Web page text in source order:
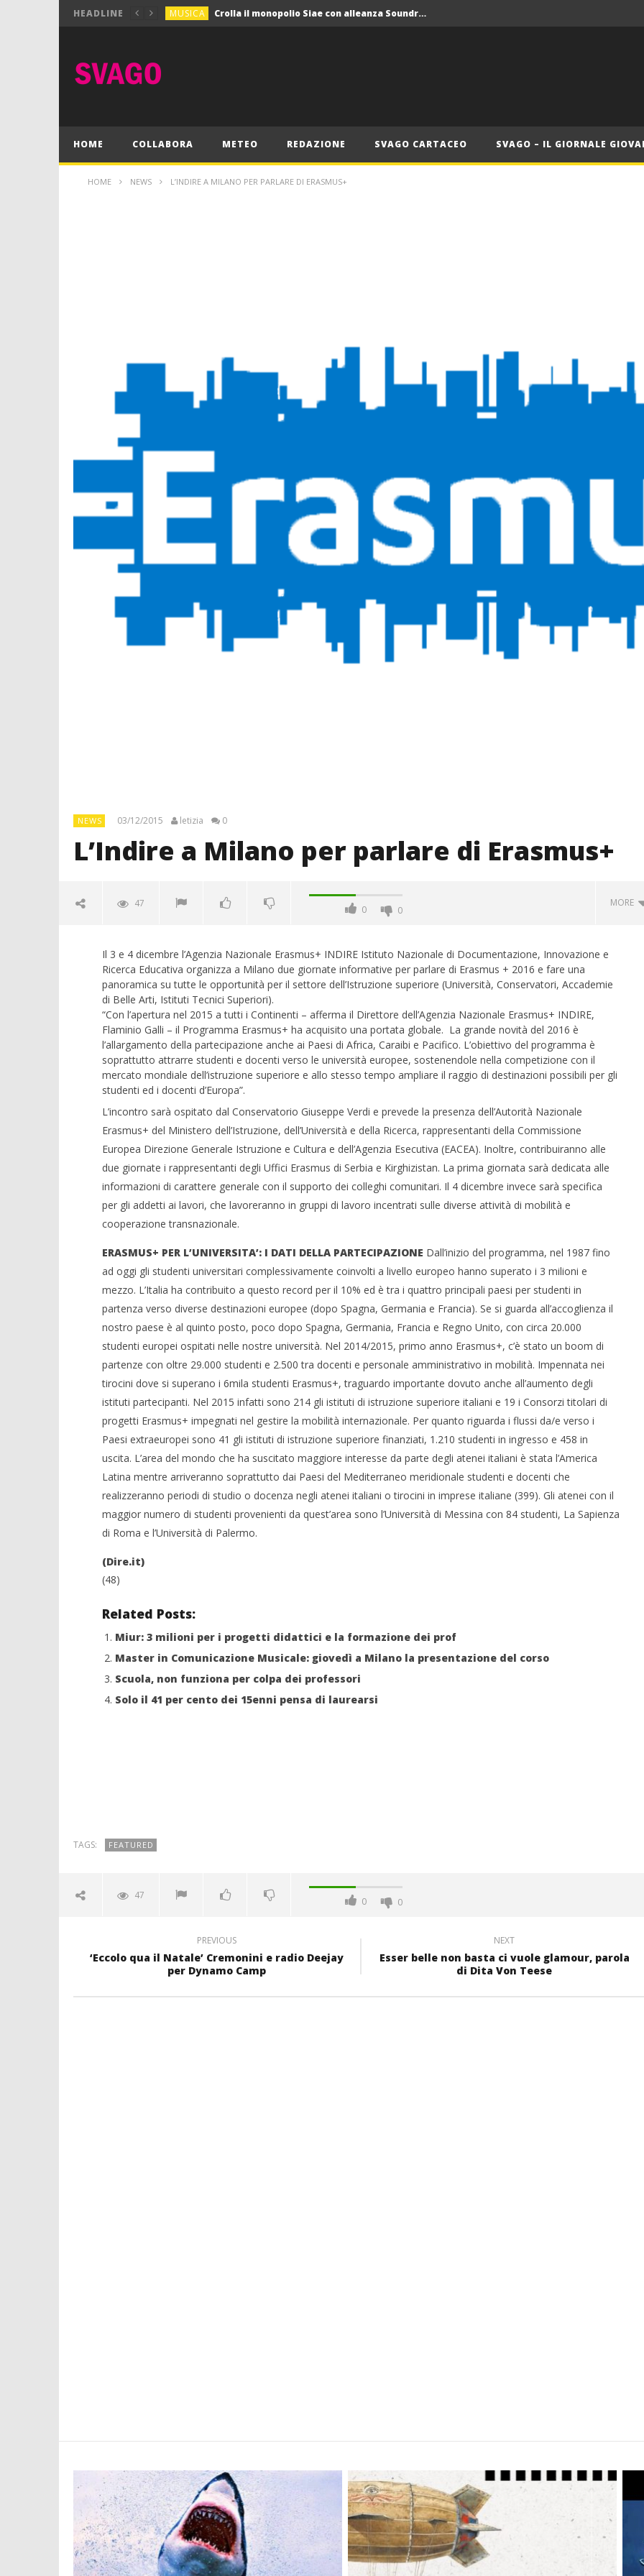
HEADLINE MUSICA Crolla il monopolio Siae con alleanza Soundreef – LEA
MUSICA Crolla il monopolio Siae con alleanza Soundreef – LEA
HOME COLLABORA METEO REDAZIONE SVAGO CARTACEO SVAGO – IL GIORNALE
HOME NEWS L’INDIRE A MILANO PER PARLARE DI ERASMUS+
NEWS 03/12/2015 letizia 0
L’Indire a Milano per parlare di Erasmus+
47
0 0
MORE
NOW VIEWING
L’Indire a Milano per parlare di
03/12/2015
letizia
Crolla il monopolio Siae con
03/12/2015
letizia
Pink Floyd in mostra a Roma
letizia
Il 3 e 4 dicembre l’Agenzia Nazionale Erasmus+ INDIRE Istituto Nazionale di Documentazione, Innovazione e
Ricerca Educativa organizza a Milano due giornate informative per parlare di Erasmus + 2016 e fare una
panoramica su tutte le opportunità per il settore dell’Istruzione superiore (Università, Conservatori, Accademie
di Belle Arti, Istituti Tecnici Superiori).
“Con l’apertura nel 2015 a tutti i Continenti – afferma il Direttore dell’Agenzia Nazionale Erasmus+ INDIRE,
Flaminio Galli – il Programma Erasmus+ ha acquisito una portata globale. La grande novità del 2016 è
l’allargamento della partecipazione anche ai Paesi di Africa, Caraibi e Pacifico. L’obiettivo del programma è
soprattutto attrarre studenti e docenti verso le università europee, sostenendole nella competizione con il
mercato mondiale dell’istruzione superiore e allo stesso tempo ampliare il raggio di destinazioni possibili per gli
studenti ed i docenti d’Europa”.
L’incontro sarà ospitato dal Conservatorio Giuseppe Verdi e prevede la presenza dell’Autorità Nazionale
Erasmus+ del Ministero dell’Istruzione, dell’Università e della Ricerca, rappresentanti della Commissione
Europea Direzione Generale Istruzione e Cultura e dell’Agenzia Esecutiva (EACEA). Inoltre, contribuiranno alle
due giornate i rappresentanti degli Uffici Erasmus di Serbia e Kirghizistan. La prima giornata sarà dedicata alle
informazioni di carattere generale con il supporto dei colleghi comunitari. Il 4 dicembre invece sarà specifica
per gli addetti ai lavori, che lavoreranno in gruppi di lavoro incentrati sulle diverse attività di mobilità e
cooperazione transnazionale.
ERASMUS+ PER L’UNIVERSITA’: I DATI DELLA PARTECIPAZIONE Dall’inizio del programma, nel 1987 fino
ad oggi gli studenti universitari complessivamente coinvolti a livello europeo hanno superato i 3 milioni e
mezzo. L’Italia ha contribuito a questo record per il 10% ed è tra i quattro principali paesi per studenti in
partenza verso diverse destinazioni europee (dopo Spagna, Germania e Francia). Se si guarda all’accoglienza il
nostro paese è al quinto posto, poco dopo Spagna, Germania, Francia e Regno Unito, con circa 20.000
studenti europei ospitati nelle nostre università. Nel 2014/2015, primo anno Erasmus+, c’è stato un boom di
partenze con oltre 29.000 studenti e 2.500 tra docenti e personale amministrativo in mobilità. Impennata nei
tirocini dove si superano i 6mila studenti Erasmus+, traguardo importante dovuto anche all’aumento degli
istituti partecipanti. Nel 2015 infatti sono 214 gli istituti di istruzione superiore italiani e 19 i Consorzi titolari di
progetti Erasmus+ impegnati nel gestire la mobilità internazionale. Per quanto riguarda i flussi da/e verso i
Paesi extraeuropei sono 41 gli istituti di istruzione superiore finanziati, 1.210 studenti in ingresso e 458 in
uscita. L’area del mondo che ha suscitato maggiore interesse da parte degli atenei italiani è stata l’America
Latina mentre arriveranno soprattutto dai Paesi del Mediterraneo meridionale studenti e docenti che
realizzeranno periodi di studio o docenza negli atenei italiani o tirocini in imprese italiane (399). Gli atenei con il
maggior numero di studenti provenienti da quest’area sono l’Università di Messina con 84 studenti, La Sapienza
di Roma e l’Università di Palermo.
(Dire.it)
(48)
Related Posts:
Miur: 3 milioni per i progetti didattici e la formazione dei prof
Master in Comunicazione Musicale: giovedì a Milano la presentazione del corso
Scuola, non funziona per colpa dei professori
Solo il 41 per cento dei 15enni pensa di laurearsi
TAGS: FEATURED
47
0 0
PREVIOUS
‘Eccolo qua il Natale’ Cremonini e radio Deejay
per Dynamo Camp
NEXT
Esser belle non basta ci vuole glamour, parola
di Dita Von Teese